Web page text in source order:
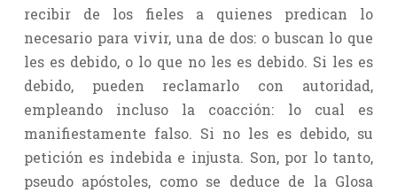
recibir de los fieles a quienes predican lo
necesario para vivir, una de dos: o buscan lo que
les es debido, o lo que no les es debido. Si les es
debido, pueden reclamarlo con autoridad,
empleando incluso la coacción: lo cual es
manifiestamente falso. Si no les es debido, su
petición es indebida e injusta. Son, por lo tanto,
pseudo apóstoles, como se deduce de la Glosa